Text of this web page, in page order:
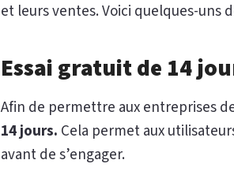
et leurs ventes. Voici quelques-uns
Essai gratuit de 14
Afin de permettre aux entreprises
14 jours. Cela permet aux
avant de s’engager.